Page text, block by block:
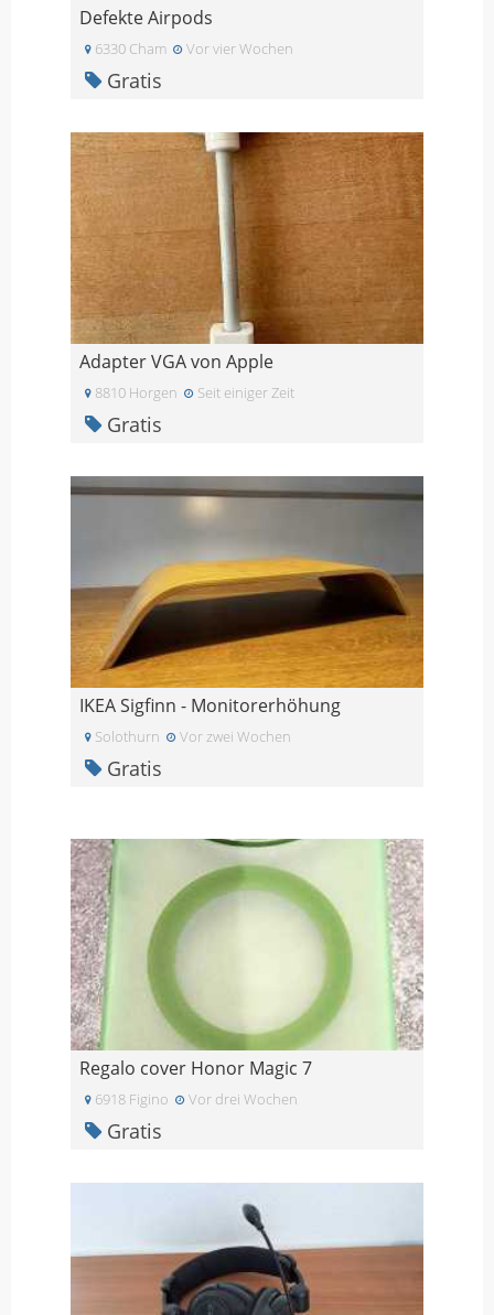
Defekte Airpods
6330 Cham Vor vier Wochen
Gratis
Adapter VGA von Apple
8810 Horgen Seit einiger Zeit
Gratis
IKEA Sigfinn - Monitorerhöhung
Solothurn Vor zwei Wochen
Gratis
Regalo cover Honor Magic 7
6918 Figino Vor drei Wochen
Gratis